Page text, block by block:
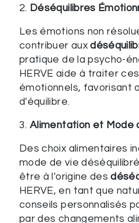
2. Déséquilibres
Les émotions non
contribuer aux
pratique de la psycho-
HERVE aide à traiter
émotionnels, favorisant
d'équilibre.
3.Alimentation et Mode
Des choix alimentaires
mode de vie
être à l'origine des
HERVE, en tant que
conseils personnalisés
par des changements